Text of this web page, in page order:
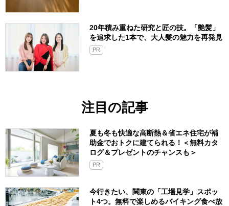
20年積み重ねた研究と匠の技。「艶髪」
を追求した1本で、大人髪の魅力を再発見
PR
注目の記事
夏も冬も快適な高断熱＆省エネ住宅が補
助金でおトクに建てられる！＜無料カタ
ログ＆プレゼントのチャンスも＞
PR
今行きたい、関東の「工場見学」スポッ
ト4つ。無料で楽しめるバイキング食べ放